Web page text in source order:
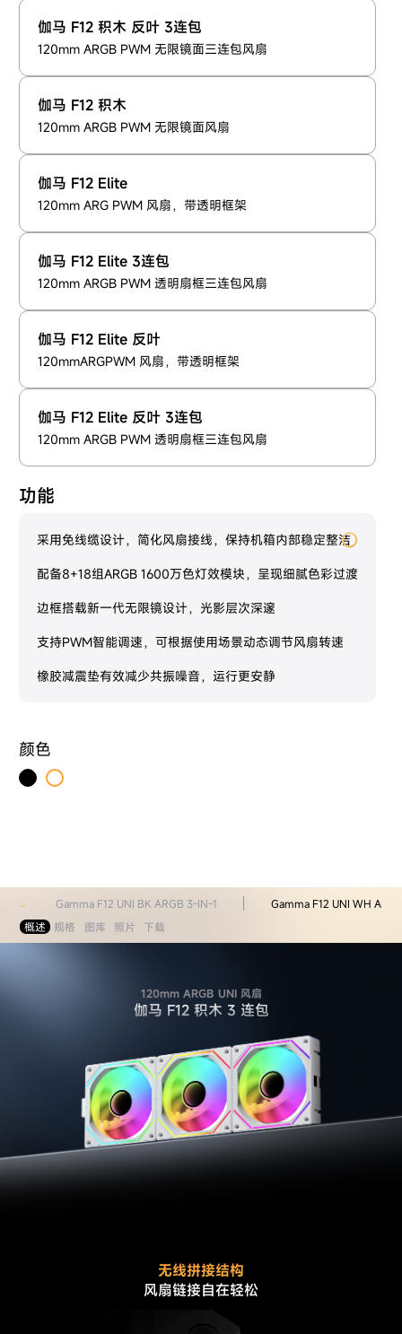
伽马 F12 积木 反叶 3连包
120mm ARGB PWM 无限镜面三连包风扇
伽马 F12 积木
120mm ARGB PWM 无限镜面风扇
伽马 F12 Elite
120mm ARG PWM 风扇，带透明框架
伽马 F12 Elite 3连包
120mm ARGB PWM 透明扇框三连包风扇
伽马 F12 Elite 反叶
120mmARGPWM 风扇，带透明框架
伽马 F12 Elite 反叶 3连包
120mm ARGB PWM 透明扇框三连包风扇
功能
采用免线缆设计，简化风扇接线，保持机箱内部稳定整洁
配备8+18组ARGB 1600万色灯效模块，呈现细腻色彩过渡
边框搭载新一代无限镜设计，光影层次深邃
支持PWM智能调速，可根据使用场景动态调节风扇转速
橡胶减震垫有效减少共振噪音，运行更安静
颜色
Gamma F12 UNI BK ARGB 3-IN-1
Gamma F12 UNI WH
概述
规格 图库 照片 下载
120mm ARGB UNI 风扇
伽马 F12 积木 3 连包
无线拼接结构
风扇链接自在轻松